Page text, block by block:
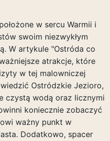
w sercu Warmii i
swoim niezwykłym
W artykule "Ostróda co
atrakcje, które
w tej malowniczej
Ostródzkie Jezioro,
czystą wodą oraz licznymi
koniecznie zobaczyć
ważny punkt w
Dodatkowo, spacer